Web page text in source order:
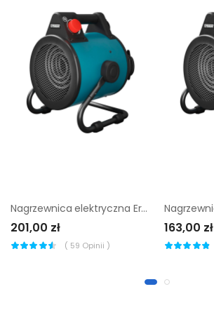
Nagrzewnica elektryczna Erbauer 3000 W
201,00 zł
( 59 Opinii )
163,00 zł